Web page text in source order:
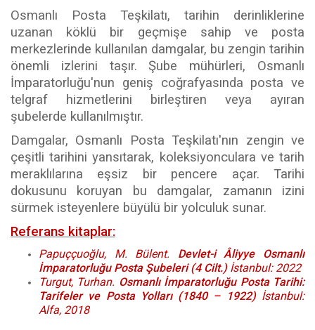
Osmanlı Posta Teşkilatı, tarihin derinliklerine
uzanan köklü bir geçmişe sahip ve posta
merkezlerinde kullanılan damgalar, bu zengin tarihin
önemli izlerini taşır. Şube mühürleri, Osmanlı
İmparatorluğu'nun geniş coğrafyasında posta ve
telgraf hizmetlerini birleştiren veya ayıran
şubelerde kullanılmıştır.
Damgalar, Osmanlı Posta Teşkilatı'nın zengin ve
çeşitli tarihini yansıtarak, koleksiyonculara ve tarih
meraklılarına eşsiz bir pencere açar. Tarihi
dokusunu koruyan bu damgalar, zamanın izini
sürmek isteyenlere büyülü bir yolculuk sunar.
Referans kitaplar:
Papuççuoğlu, M. Bülent. Devlet-i Âliyye Osmanlı
İmparatorluğu Posta Şubeleri (4 Cilt.)İstanbul: 2022
Turgut, Turhan. Osmanlı İmparatorluğu Posta Tarihi:
Tarifeler ve Posta Yolları (1840 – 1922)İstanbul:
Alfa, 2018